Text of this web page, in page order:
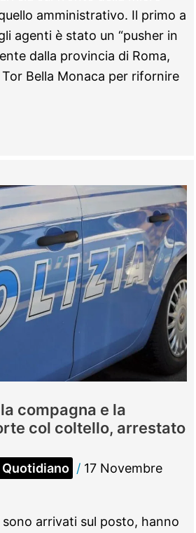
amministrativo. Il primo a
agenti è stato un “pusher in
dalla provincia di Roma,
Bella Monaca per rifornire
compagna e la
col coltello, arrestato
/ 17 Novembre
arrivati sul posto, hanno